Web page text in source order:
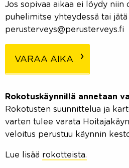
Jos sopivaa aikaa ei löydy niin
puhelimitse yhteydessä tai
perusterveys@perusterveys.fi
VARAA AIKA
Rokotuskäynnillä annetaan
Rokotusten suunnittelua ja
varten tulee varata
veloitus perustuu käynnin
Lue lisää rokotteista.